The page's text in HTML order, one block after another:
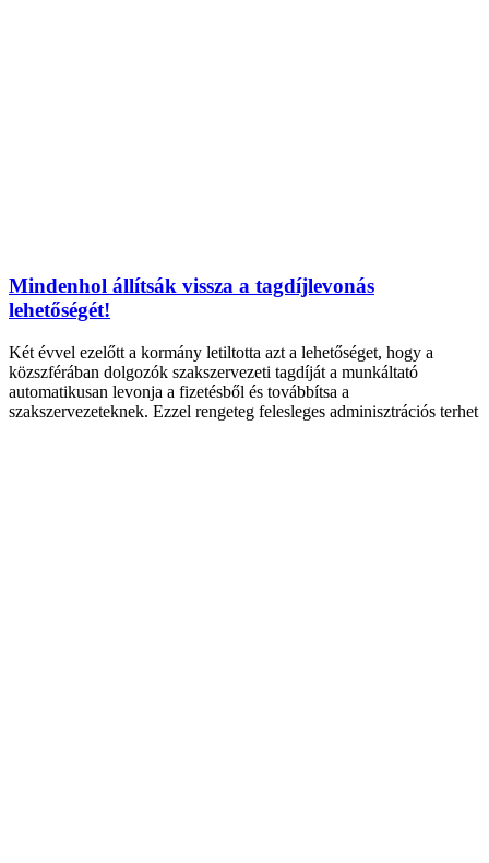
Mindenhol állítsák vissza a tagdíjlevonás
lehetőségét!
Két évvel ezelőtt a kormány letiltotta azt a lehetőséget, hogy a
közszférában dolgozók szakszervezeti tagdíját a munkáltató
automatikusan levonja a fizetésből és továbbítsa a
szakszervezeteknek. Ezzel rengeteg felesleges adminisztrációs terhet